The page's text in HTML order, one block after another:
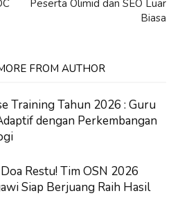
Peserta Olimid dan SEO Luar
Biasa
FROM AUTHOR
Training Tahun 2026 : Guru
dengan Perkembangan
Restu! Tim OSN 2026
Siap Berjuang Raih Hasil